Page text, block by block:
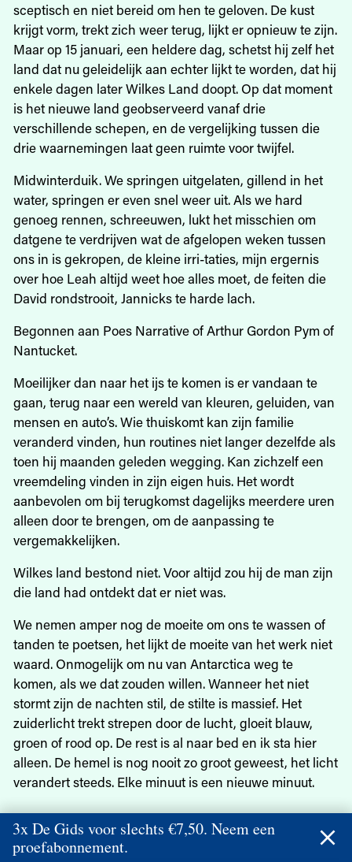
sceptisch en niet bereid om hen te geloven. De kust
krijgt vorm, trekt zich weer terug, lijkt er opnieuw te zijn.
Maar op 15 januari, een heldere dag, schetst hij zelf het
land dat nu geleidelijk aan echter lijkt te worden, dat hij
enkele dagen later Wilkes Land doopt. Op dat moment
is het nieuwe land geobserveerd vanaf drie
verschillende schepen, en de vergelijking tussen die
drie waarnemingen laat geen ruimte voor twijfel.
Midwinterduik. We springen uitgelaten, gillend in het
water, springen er even snel weer uit. Als we hard
genoeg rennen, schreeuwen, lukt het misschien om
datgene te verdrijven wat de afgelopen weken tussen
ons in is gekropen, de kleine irri-taties, mijn ergernis
over hoe Leah altijd weet hoe alles moet, de feiten die
David rondstrooit, Jannicks te harde lach.
Begonnen aan Poes Narrative of Arthur Gordon Pym of
Nantucket.
Moeilijker dan naar het ijs te komen is er vandaan te
gaan, terug naar een wereld van kleuren, geluiden, van
mensen en auto’s. Wie thuiskomt kan zijn familie
veranderd vinden, hun routines niet langer dezelfde als
toen hij ­maanden geleden wegging. Kan zichzelf een
vreemdeling vinden in zijn eigen huis. Het wordt
aanbevolen om bij terugkomst dagelijks meerdere uren
alleen door te brengen, om de aanpassing te
vergemakkelijken.
Wilkes land bestond niet. Voor altijd zou hij de man zijn
die land had ontdekt dat er niet was.
We nemen amper nog de moeite om ons te wassen of
tanden te poetsen, het lijkt de moeite van het werk niet
waard. Onmogelijk om nu van Antarctica weg te
komen, als we dat zouden willen. Wanneer het niet
stormt zijn de nachten stil, de stilte is massief. Het
zuiderlicht trekt strepen door de lucht, gloeit blauw,
groen of rood op. De rest is al naar bed en ik sta hier
alleen. De hemel is nog nooit zo groot geweest, het licht
verandert steeds. Elke minuut is een nieuwe minuut.
3x De Gids voor slechts €7,50. Neem een
proefabonnement.